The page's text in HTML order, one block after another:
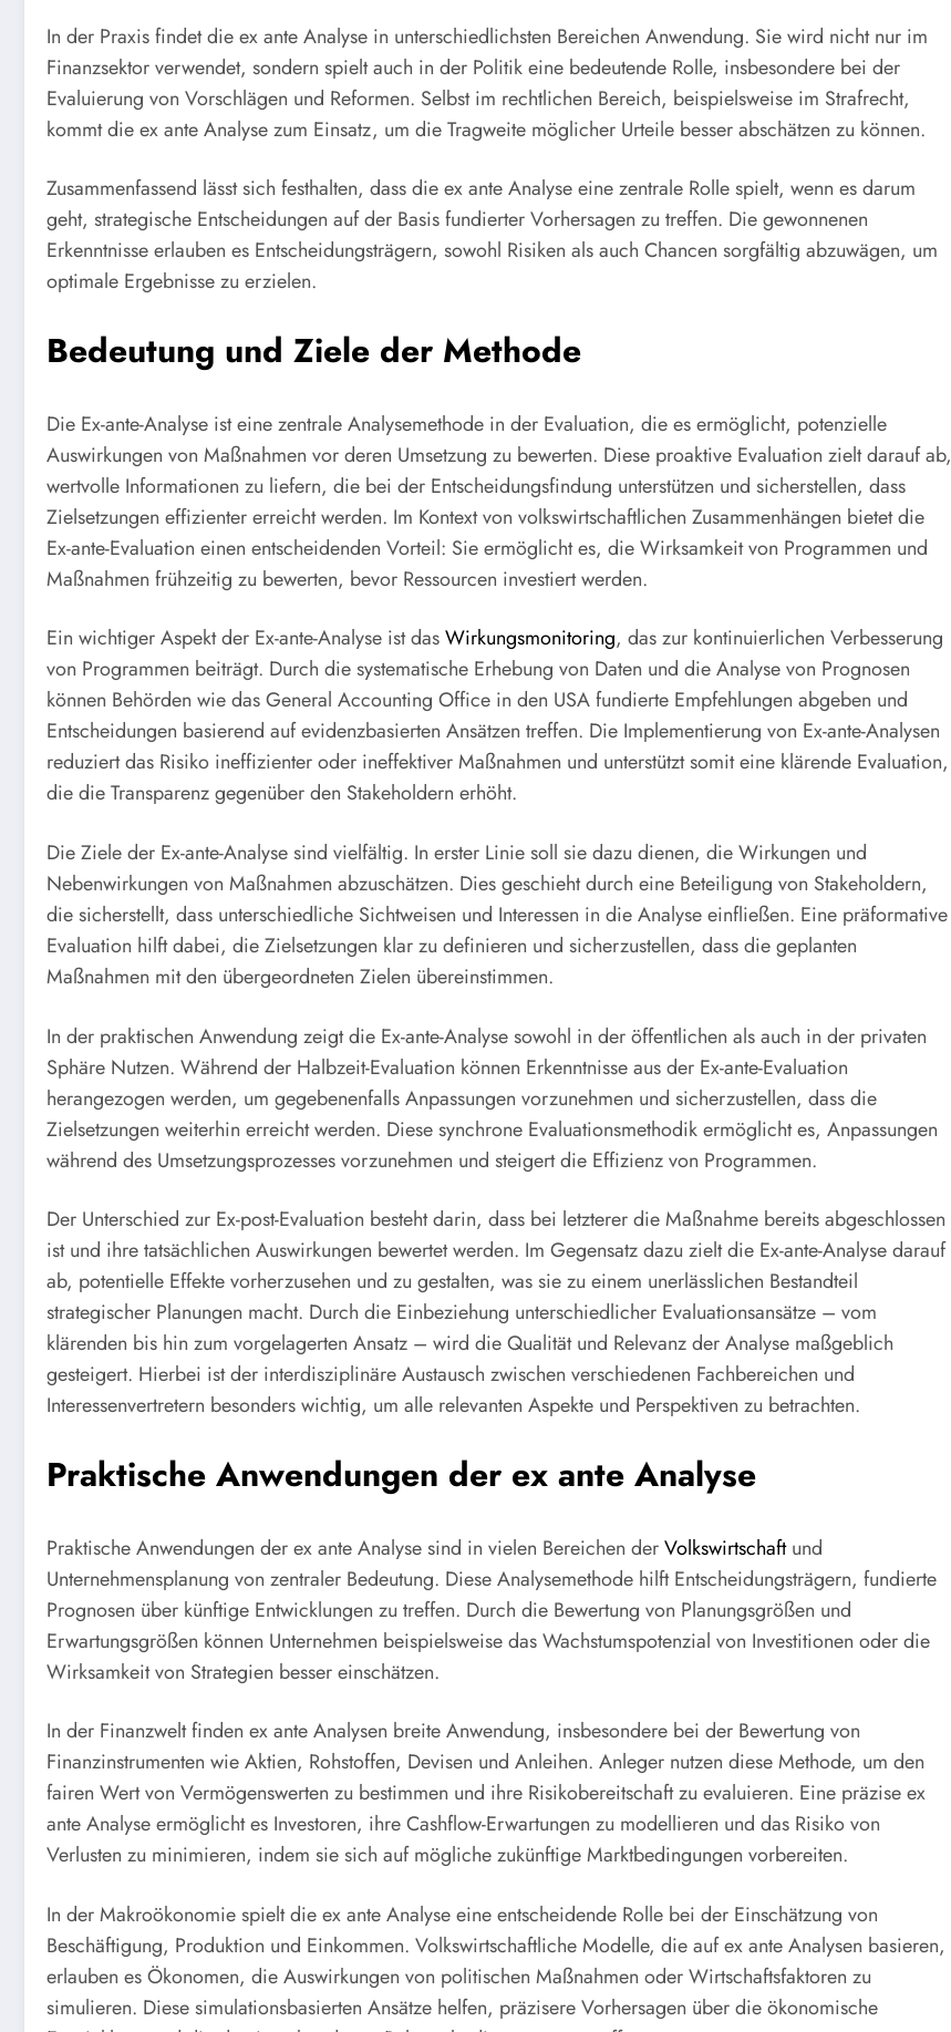
In der Praxis findet die ex ante Analyse in unterschiedlichsten Bereichen Anwendung. Sie wird nicht nur im
Finanzsektor verwendet, sondern spielt auch in der Politik eine bedeutende Rolle, insbesondere bei der
Evaluierung von Vorschlägen und Reformen. Selbst im rechtlichen Bereich, beispielsweise im Strafrecht,
kommt die ex ante Analyse zum Einsatz, um die Tragweite möglicher Urteile besser abschätzen zu können.
Zusammenfassend lässt sich festhalten, dass die ex ante Analyse eine zentrale Rolle spielt, wenn es darum
geht, strategische Entscheidungen auf der Basis fundierter Vorhersagen zu treffen. Die gewonnenen
Erkenntnisse erlauben es Entscheidungsträgern, sowohl Risiken als auch Chancen sorgfältig abzuwägen, um
optimale Ergebnisse zu erzielen.
Bedeutung und Ziele der Methode
Die Ex-ante-Analyse ist eine zentrale Analysemethode in der Evaluation, die es ermöglicht, potenzielle
Auswirkungen von Maßnahmen vor deren Umsetzung zu bewerten. Diese proaktive Evaluation zielt darauf ab,
wertvolle Informationen zu liefern, die bei der Entscheidungsfindung unterstützen und sicherstellen, dass
Zielsetzungen effizienter erreicht werden. Im Kontext von volkswirtschaftlichen Zusammenhängen bietet die
Ex-ante-Evaluation einen entscheidenden Vorteil: Sie ermöglicht es, die Wirksamkeit von Programmen und
Maßnahmen frühzeitig zu bewerten, bevor Ressourcen investiert werden.
Ein wichtiger Aspekt der Ex-ante-Analyse ist dasWirkungsmonitoring, das zur kontinuierlichen Verbesserung
von Programmen beiträgt. Durch die systematische Erhebung von Daten und die Analyse von Prognosen
können Behörden wie das General Accounting Office in den USA fundierte Empfehlungen abgeben und
Entscheidungen basierend auf evidenzbasierten Ansätzen treffen. Die Implementierung von Ex-ante-Analysen
reduziert das Risiko ineffizienter oder ineffektiver Maßnahmen und unterstützt somit eine klärende Evaluation,
die die Transparenz gegenüber den Stakeholdern erhöht.
Die Ziele der Ex-ante-Analyse sind vielfältig. In erster Linie soll sie dazu dienen, die Wirkungen und
Nebenwirkungen von Maßnahmen abzuschätzen. Dies geschieht durch eine Beteiligung von Stakeholdern,
die sicherstellt, dass unterschiedliche Sichtweisen und Interessen in die Analyse einfließen. Eine präformative
Evaluation hilft dabei, die Zielsetzungen klar zu definieren und sicherzustellen, dass die geplanten
Maßnahmen mit den übergeordneten Zielen übereinstimmen.
In der praktischen Anwendung zeigt die Ex-ante-Analyse sowohl in der öffentlichen als auch in der privaten
Sphäre Nutzen. Während der Halbzeit-Evaluation können Erkenntnisse aus der Ex-ante-Evaluation
herangezogen werden, um gegebenenfalls Anpassungen vorzunehmen und sicherzustellen, dass die
Zielsetzungen weiterhin erreicht werden. Diese synchrone Evaluationsmethodik ermöglicht es, Anpassungen
während des Umsetzungsprozesses vorzunehmen und steigert die Effizienz von Programmen.
Der Unterschied zur Ex-post-Evaluation besteht darin, dass bei letzterer die Maßnahme bereits abgeschlossen
ist und ihre tatsächlichen Auswirkungen bewertet werden. Im Gegensatz dazu zielt die Ex-ante-Analyse darauf
ab, potentielle Effekte vorherzusehen und zu gestalten, was sie zu einem unerlässlichen Bestandteil
strategischer Planungen macht. Durch die Einbeziehung unterschiedlicher Evaluationsansätze – vom
klärenden bis hin zum vorgelagerten Ansatz – wird die Qualität und Relevanz der Analyse maßgeblich
gesteigert. Hierbei ist der interdisziplinäre Austausch zwischen verschiedenen Fachbereichen und
Interessenvertretern besonders wichtig, um alle relevanten Aspekte und Perspektiven zu betrachten.
Praktische Anwendungen der ex ante Analyse
Praktische Anwendungen der ex ante Analyse sind in vielen Bereichen derVolkswirtschaftund
Unternehmensplanung von zentraler Bedeutung. Diese Analysemethode hilft Entscheidungsträgern, fundierte
Prognosen über künftige Entwicklungen zu treffen. Durch die Bewertung von Planungsgrößen und
Erwartungsgrößen können Unternehmen beispielsweise das Wachstumspotenzial von Investitionen oder die
Wirksamkeit von Strategien besser einschätzen.
In der Finanzwelt finden ex ante Analysen breite Anwendung, insbesondere bei der Bewertung von
Finanzinstrumenten wie Aktien, Rohstoffen, Devisen und Anleihen. Anleger nutzen diese Methode, um den
fairen Wert von Vermögenswerten zu bestimmen und ihre Risikobereitschaft zu evaluieren. Eine präzise ex
ante Analyse ermöglicht es Investoren, ihre Cashflow-Erwartungen zu modellieren und das Risiko von
Verlusten zu minimieren, indem sie sich auf mögliche zukünftige Marktbedingungen vorbereiten.
In der Makroökonomie spielt die ex ante Analyse eine entscheidende Rolle bei der Einschätzung von
Beschäftigung, Produktion und Einkommen. Volkswirtschaftliche Modelle, die auf ex ante Analysen basieren,
erlauben es Ökonomen, die Auswirkungen von politischen Maßnahmen oder Wirtschaftsfaktoren zu
simulieren. Diese simulationsbasierten Ansätze helfen, präzisere Vorhersagen über die ökonomische